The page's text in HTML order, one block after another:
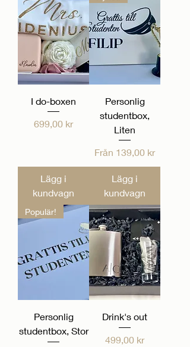
I do-boxen
Pris
699,00 kr
Lägg i
kundvagn
Personlig
studentbox,
Liten
Från 139,00 kr
Reapris
Lägg i
kundvagn
Populär!
Personlig
studentbox, Stor
Drink's out
Pris
499,00 kr